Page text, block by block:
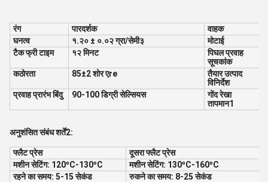
रंग पारदर्शक वाहक
घनत्व
१.२० ± ०.०२ ग्रा/सेमी३ मोटाई
टैक फ्री टाइम
१२ मिनट
पिघल प्रवाह
सूचकांक
कठोरता
85±2 शोर एre
तैयार उत्पाद
विनिर्देश
प्रवाह प्रारंभ बिंदु
90-100 डिग्री सेल्सियस
गोंद रेखा
तापमान1
अनुशंसित संबंध शर्तें2:
फ्लैट प्रेस
दूसरा फ्लैट प्रेस
मशीन सेटिंग: 120ºC-130ºC
मशीन सेटिंग: 130ºC-160ºC
रहने का समय: 5-15 सेकंड
रुकने का समय: 8-25 सेकंड